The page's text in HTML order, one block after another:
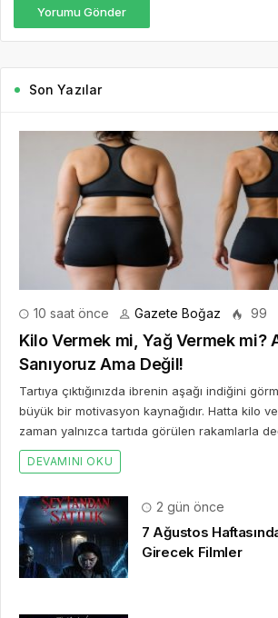
Yorumu Gönder
Son Yazılar
10 saat önce Gazete Boğaz 99
Kilo Vermek mi, Yağ Vermek mi?
Sanıyoruz Ama Değil!
Tartıya çıktığınızda ibrenin aşağı indiğini
büyük bir motivasyon kaynağıdır. Hatta kilo
zaman yalnızca tartıda görülen rakamlarla
DEVAMINI OKU
2 gün önce
7 Ağustos
Girecek Filmler